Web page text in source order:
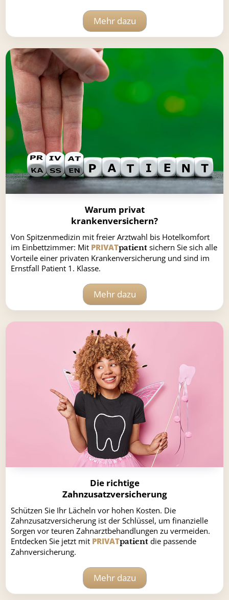
Mehr dazu
Warum privat
krankenversichern?
Von Spitzenmedizin mit freier Arztwahl bis Hotelkomfort
im Einbettzimmer: Mit PRIVATpatient sichern Sie sich alle
Vorteile einer privaten Krankenversicherung und sind im
Ernstfall Patient 1. Klasse.
Mehr dazu
Die richtige
Zahnzusatzversicherung
Schützen Sie Ihr Lächeln vor hohen Kosten. Die
Zahnzusatzversicherung ist der Schlüssel, um finanzielle
Sorgen vor teuren Zahnarztbehandlungen zu vermeiden.
Entdecken Sie jetzt mit PRIVATpatient die passende
Zahnversicherung.
Mehr dazu